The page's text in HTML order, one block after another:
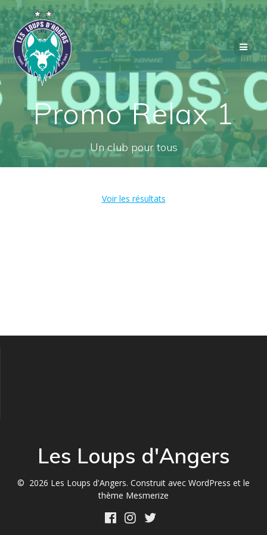
Passer
au
contenu
Promo Relax 1
Un club pour tous
Voir les résultats
Les Loups d'Angers
© 2026 Les Loups d'Angers. Construit avec WordPress et le
thème Mesmerize